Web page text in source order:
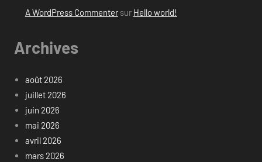
A WordPress Commentersur Hello world!
Archives
août 2026
juillet 2026
juin 2026
mai 2026
avril 2026
mars 2026